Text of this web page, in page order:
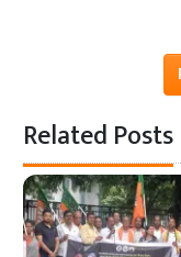
Related Posts